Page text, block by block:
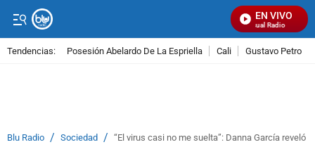
EN VIVO
Señal Visual Radio
Tendencias: Posesión Abelardo De La Espriella Cali Gustavo Petro
Blu Radio / Sociedad / “El virus casi no me suelta”: Danna García reveló